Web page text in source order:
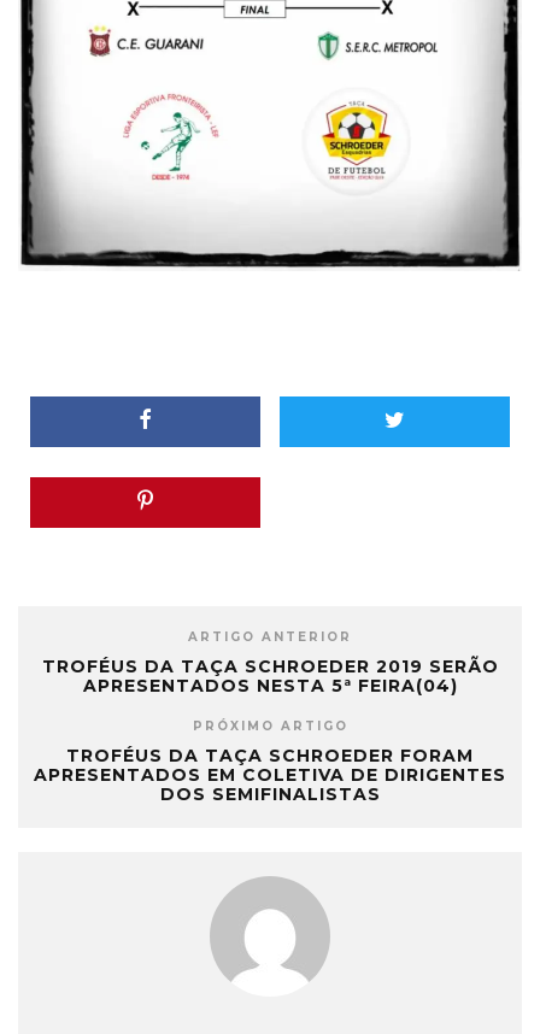
ARTIGO ANTERIOR
TROFÉUS DA TAÇA SCHROEDER 2019 SERÃO
APRESENTADOS NESTA 5ª FEIRA(04)
PRÓXIMO ARTIGO
TROFÉUS DA TAÇA SCHROEDER FORAM
APRESENTADOS EM COLETIVA DE DIRIGENTES
DOS SEMIFINALISTAS